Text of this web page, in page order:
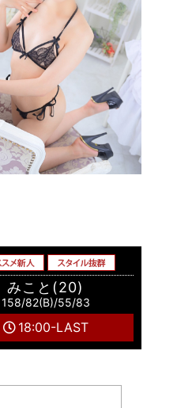
みこと(20)
158/82(B)/55/83
18:00-LAST